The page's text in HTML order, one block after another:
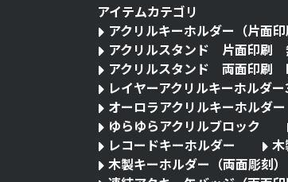
アイテムカテゴリ
アクリルキーホルダー（片面印
アクリルスタンド 片面印刷
アクリルスタンド 両面印刷
レイヤーアクリルキーホルダ
オーロラアクリルキーホルダー
ゆらゆらアクリルブロック
レコードキーホルダー
木
木製キーホルダー（両面彫刻）